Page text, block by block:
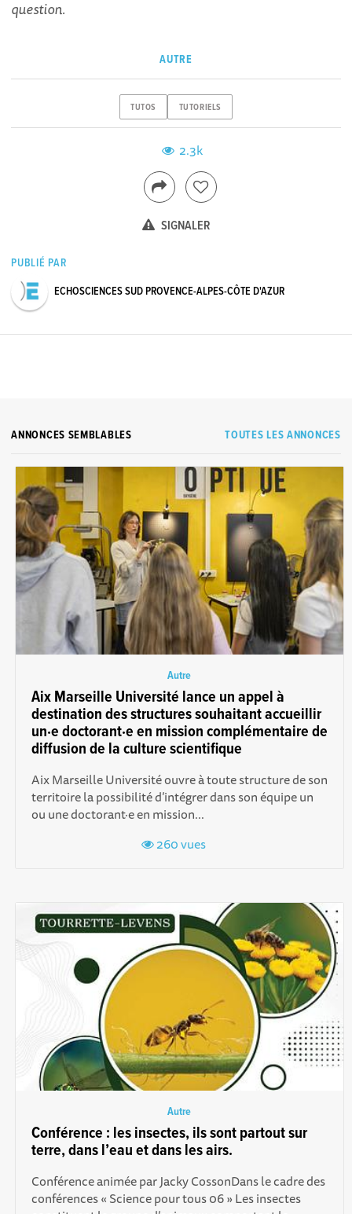
question.
AUTRE
TUTOS TUTORIELS
2.3k
SIGNALER
PUBLIÉ PAR
ECHOSCIENCES SUD PROVENCE-ALPES-CÔTE D'AZUR
TOUTES LES ANNONCES
ANNONCES SEMBLABLES
Autre
Aix Marseille Université lance un appel à
destination des structures souhaitant accueillir
un·e doctorant·e en mission complémentaire de
diffusion de la culture scientifique
Aix Marseille Université ouvre à toute structure de son
territoire la possibilité d’intégrer dans son équipe un
ou une doctorant·e en mission...
260 vues
Autre
Conférence : les insectes, ils sont partout sur
terre, dans l’eau et dans les airs.
Conférence animée par Jacky CossonDans le cadre des
conférences « Science pour tous 06 » Les insectes